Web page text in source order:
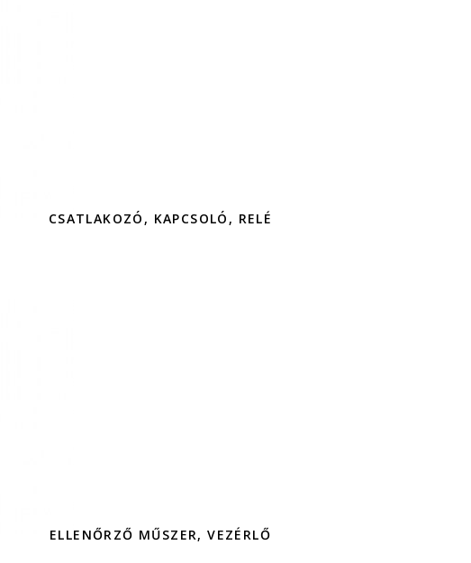
CSATLAKOZÓ, KAPCSOLÓ, RELÉ
ELLENŐRZŐ MŰSZER, VEZÉRLŐ